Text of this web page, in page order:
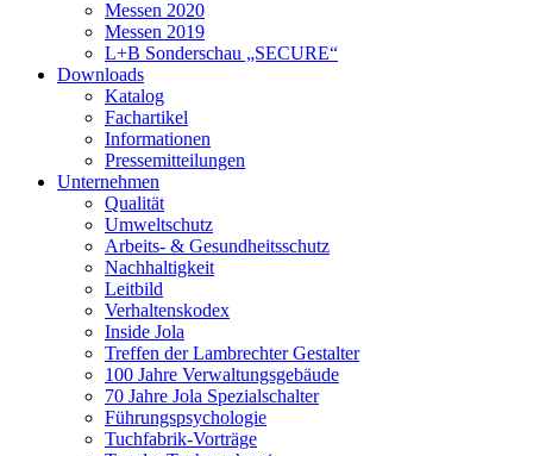
Messen 2020
Messen 2019
L+B Sonderschau „SECURE“
Downloads
Katalog
Fachartikel
Informationen
Pressemitteilungen
Unternehmen
Qualität
Umweltschutz
Arbeits- & Gesundheitsschutz
Nachhaltigkeit
Leitbild
Verhaltenskodex
Inside Jola
Treffen der Lambrechter Gestalter
100 Jahre Verwaltungsgebäude
70 Jahre Jola Spezialschalter
Führungspsychologie
Tuchfabrik-Vorträge